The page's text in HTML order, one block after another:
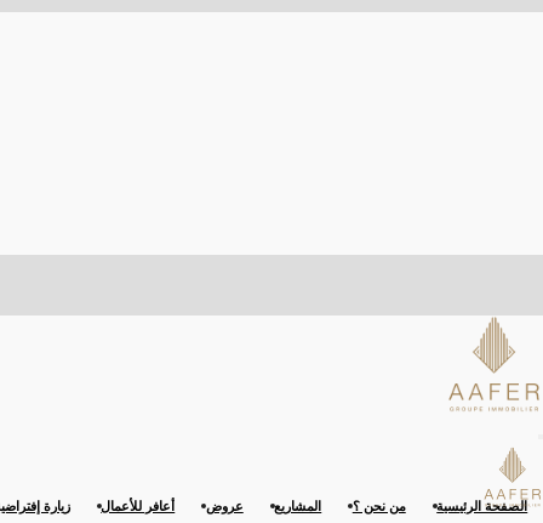
الصفحة الرئيسية من نحن ؟ المشاريع عروض أعافر للأعمال زيارة